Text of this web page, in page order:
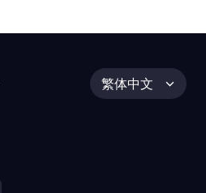
繁体中文